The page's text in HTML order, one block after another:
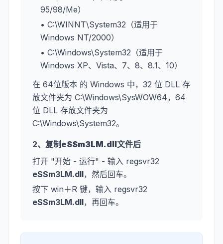
95/98/Me）
• C:\WINNT\System32（适用于
Windows NT/2000）
• C:\Windows\System32（适用于
Windows XP、Vista、7、8、8.1、10）
在 64位版本 的 Windows 中，32 位 DLL 存
放文件夹为 C:\Windows\SysWOW64，64
位 DLL 存放文件夹为
C:\Windows\System32。
2、复制 eSSm3LM.dll文件后
打开 "开始 - 运行" - 输入 regsvr32
eSSm3LM.dll，然后回车。
按下 win＋R 键，输入 regsvr32
eSSm3LM.dll，再回车。